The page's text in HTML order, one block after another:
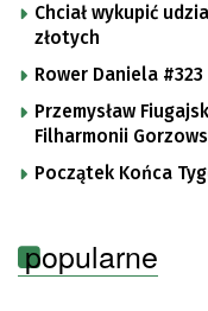
Chciał wykupić
złotych
Rower Daniela #323
Przemysław
Filharmonii
Początek Końca
popularne